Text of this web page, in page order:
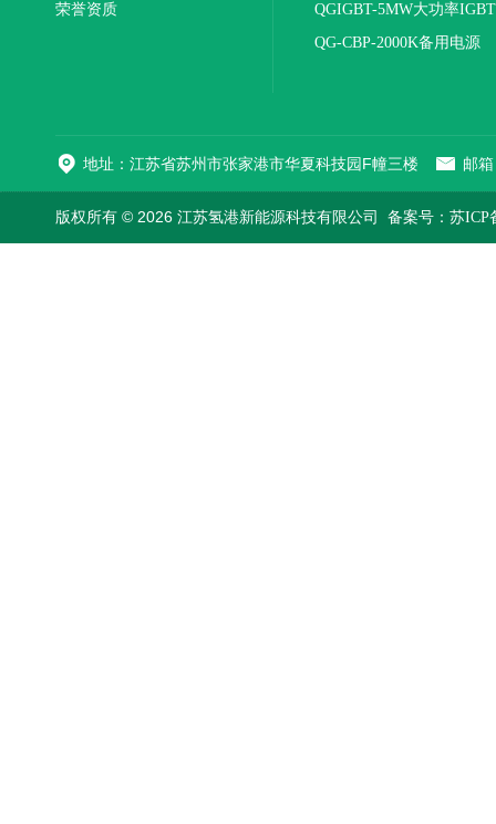
荣誉资质
QGIGBT-5MW大功率
电源
QG-CBP-2000K备用电源
地址：江苏省苏州市张家港市华夏科技园F幢三楼 邮
版权所有 © 2026 江苏氢港新能源科技有限公司 备案号：苏ICP